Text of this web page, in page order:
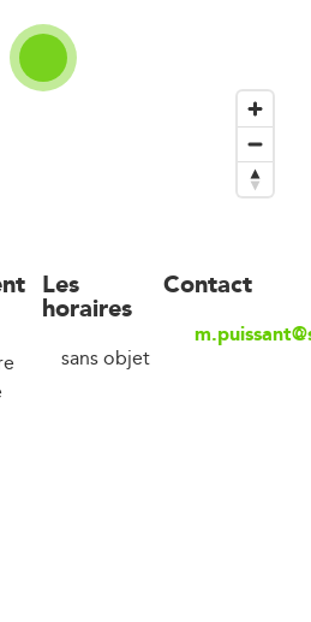
Les
horaires
sans objet
Contact